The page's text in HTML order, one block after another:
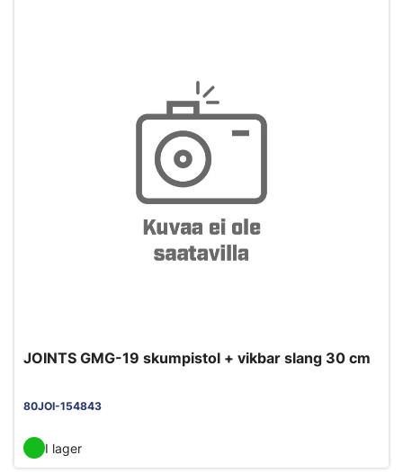
JOINTS GMG-19 skumpistol + vikbar slang 30 cm
80JOI-154843
I lager